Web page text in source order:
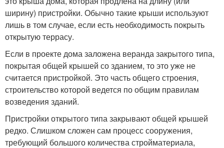
ширину) пристройки. Обычно такие крыши используют
лишь в том случае, если есть необходимость покрыть
открытую террасу.
Если в проекте дома заложена веранда закрытого типа,
покрытая общей крышей со зданием, то это уже не
считается пристройкой. Это часть общего строения,
строительство которой ведется по общим правилам
возведения зданий.
Пристройки открытого типа закрывают общей крышей
редко. Слишком сложен сам процесс сооружения,
требующий большого количества стройматериала,